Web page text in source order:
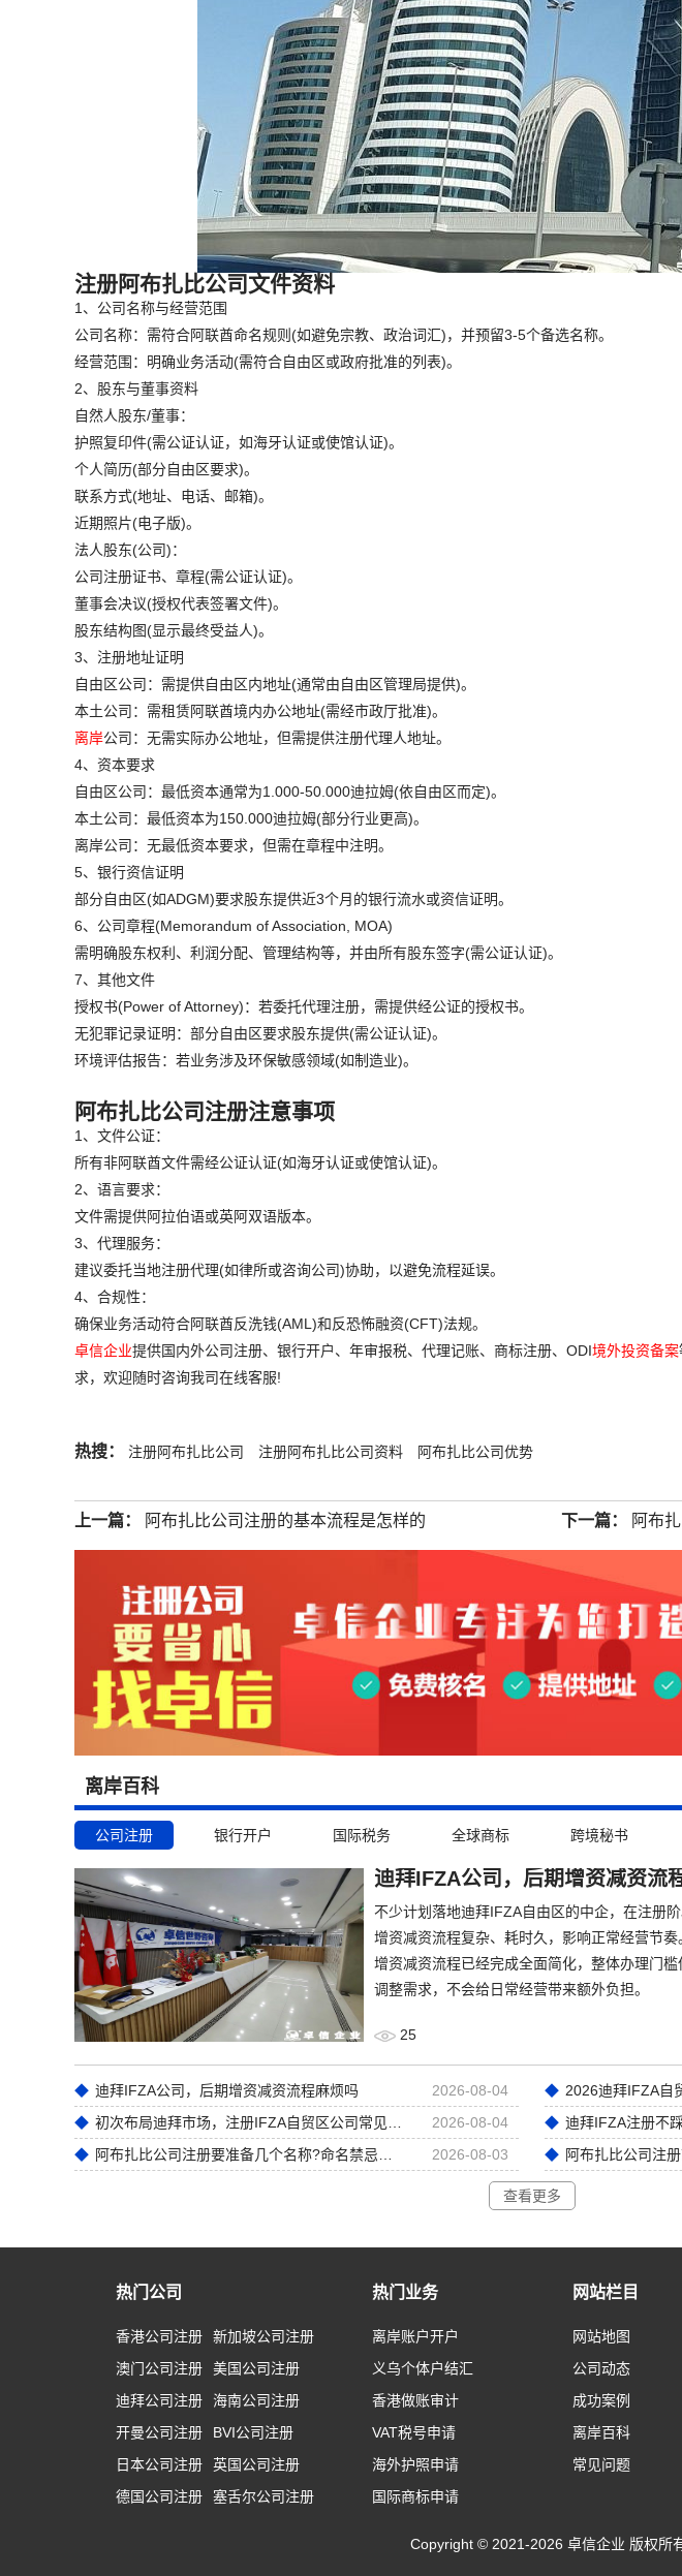
注册阿布扎比公司文件资料
1、公司名称与经营范围
公司名称：需符合阿联酋命名规则(如避免宗教、政治词汇)，并预留3-5个备选名称。
经营范围：明确业务活动(需符合自由区或政府批准的列表)。
2、股东与董事资料
自然人股东/董事：
护照复印件(需公证认证，如海牙认证或使馆认证)。
个人简历(部分自由区要求)。
联系方式(地址、电话、邮箱)。
近期照片(电子版)。
法人股东(公司)：
公司注册证书、章程(需公证认证)。
董事会决议(授权代表签署文件)。
股东结构图(显示最终受益人)。
3、注册地址证明
自由区公司：需提供自由区内地址(通常由自由区管理局提供)。
本土公司：需租赁阿联酋境内办公地址(需经市政厅批准)。
离岸公司：无需实际办公地址，但需提供注册代理人地址。
4、资本要求
自由区公司：最低资本通常为1.000-50.000迪拉姆(依自由区而定)。
本土公司：最低资本为150.000迪拉姆(部分行业更高)。
离岸公司：无最低资本要求，但需在章程中注明。
5、银行资信证明
部分自由区(如ADGM)要求股东提供近3个月的银行流水或资信证明。
6、公司章程(Memorandum of Association, MOA)
需明确股东权利、利润分配、管理结构等，并由所有股东签字(需公证认证)。
7、其他文件
授权书(Power of Attorney)：若委托代理注册，需提供经公证的授权书。
无犯罪记录证明：部分自由区要求股东提供(需公证认证)。
环境评估报告：若业务涉及环保敏感领域(如制造业)。
阿布扎比公司注册注意事项
1、文件公证：
所有非阿联酋文件需经公证认证(如海牙认证或使馆认证)。
2、语言要求：
文件需提供阿拉伯语或英阿双语版本。
3、代理服务：
建议委托当地注册代理(如律所或咨询公司)协助，以避免流程延误。
4、合规性：
确保业务活动符合阿联酋反洗钱(AML)和反恐怖融资(CFT)法规。
卓信企业提供国内外公司注册、银行开户、年审报税、代理记账、商标注册、ODI境外投资备案
求，欢迎随时咨询我司在线客服!
热搜： 注册阿布扎比公司 注册阿布扎比公司资料 阿布扎比公司优势
上一篇： 阿布扎比公司注册的基本流程是怎样的 下一篇： 阿布
离岸百科
公司注册 银行开户 国际税务 全球商标 跨境秘书
迪拜IFZA公司，后期增资减资流
不少计划落地迪拜IFZA自由区的中企，在注册
增资减资流程复杂、耗时久，影响正常经营节
增资减资流程已经完成全面简化，整体办理门
调整需求，不会给日常经营带来额外负担。
25
迪拜IFZA公司，后期增资减资流程麻烦吗 2026-08-04 2026迪拜IFZA自
2026-08-04
2026-08-03
查看更多
热门公司
香港公司注册
新加坡公司注册
澳门公司注册
美国公司注册
迪拜公司注册
海南公司注册
开曼公司注册
BVI公司注册
日本公司注册
英国公司注册
德国公司注册
塞舌尔公司注册
热门业务
离岸账户开户
义乌个体户结汇
香港做账审计
VAT税号申请
海外护照申请
国际商标申请
网站栏目
网站地图
公司动态
成功案例
离岸百科
常见问题
Copyright © 2021-2026 卓信企业 版权所